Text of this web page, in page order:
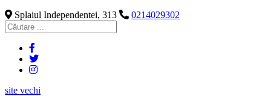
Splaiul Independentei, 313
0214029302
site vechi